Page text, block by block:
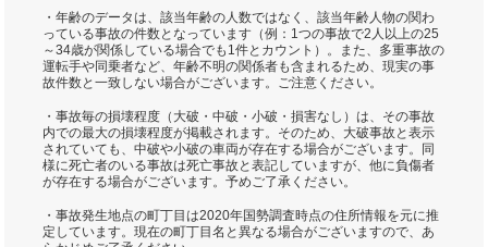
・年齢のデータは、該当年齢の人数ではなく、該当年齢人物の関わ
っている事故の件数となっています（例：1つの事故で2人以上の25
～34歳が関係している場合でも1件とカウント）。また、多重事故の
運転手や同乗者など、年齢不明の関係者も含まれるため、現実の事
故件数と一致しない場合がございます。ご注意ください。
・事故毎の損壊程度（大破・中破・小破・損害なし）は、その事故
内での最大の損壊程度が掲載されます。そのため、大破事故と表示
されていても、中破や小破の車両が存在する場合がございます。同
様に死亡者のいる事故は死亡事故と表記していますが、他に負傷者
が存在する場合がございます。予めご了承ください。
・事故発生地点の町丁目は2020年国勢調査時点の住所情報を元に推
定しています。現在の町丁目名と異なる場合がございますので、あ